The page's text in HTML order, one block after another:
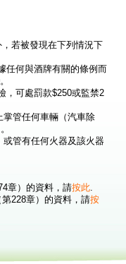
，若被發現在下列情況下
任何與酒牌有關的條例而
，可處罰款$250或監禁2
管任何車輛（汽車除
管有任何火器及該火器
章）的資料，請按此
228章）的資料，請按